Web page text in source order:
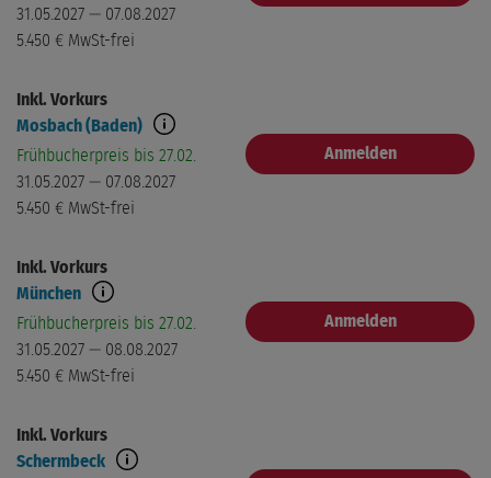
31.05.2027 — 07.08.2027
5.450 € MwSt-frei
Inkl. Vorkurs
Mosbach (Baden)
Frühbucherpreis bis 27.02.
31.05.2027 — 07.08.2027
5.450 € MwSt-frei
Anmelden
Inkl. Vorkurs
München
Frühbucherpreis bis 27.02.
31.05.2027 — 08.08.2027
5.450 € MwSt-frei
Anmelden
Inkl. Vorkurs
Schermbeck